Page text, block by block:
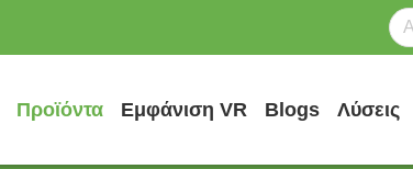
Προϊόντα Εμφάνιση VR Blogs Λύσεις